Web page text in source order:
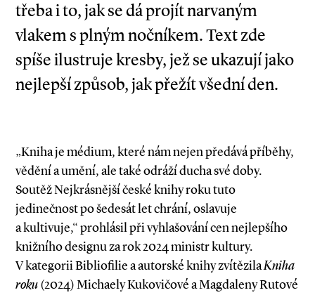
třeba i to, jak se dá projít narvaným
vlakem s plným nočníkem. Text zde
spíše ilustruje kresby, jež se ukazují jako
nejlepší způsob, jak přežít všední den.
„Kniha je médium, které nám nejen předává příběhy,
vědění a umění, ale také odráží ducha své doby.
Soutěž Nejkrásnější české knihy roku tuto
jedinečnost po šedesát let chrání, oslavuje
a kultivuje,“ prohlásil při vyhlašování cen nejlepšího
knižního designu za rok 2024 ministr kultury.
V kategorii Bibliofilie a autorské knihy zvítězilaKniha
roku(2024) Michaely Kukovičové a Magdaleny Rutové